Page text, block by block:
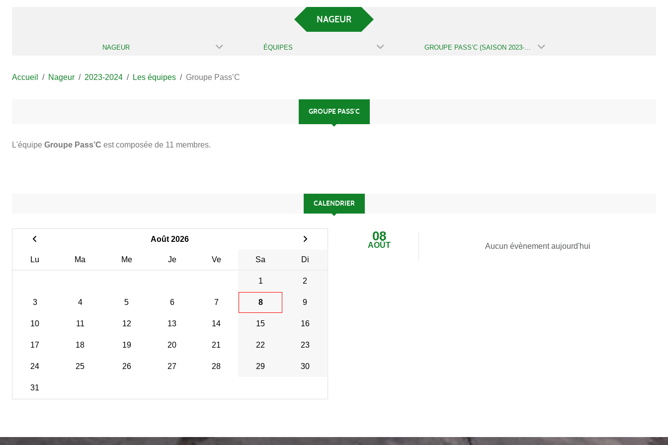
NAGEUR
NAGEUR ÉQUIPES
Accueil Nageur 2023-2024 Les équipes Groupe Pass’C
GROUPE PASS’C
L'équipe Groupe Pass’C est composée de 11 membres.
CALENDRIER
Août 2026
Lu Ma Me Je Ve Sa Di
1 2
3 4 5 6 7 8 9
10 11 12 13 14 15 16
17 18 19 20 21 22 23
24 25 26 27 28 29 30
31
08
AOÛT Aucun évènement aujourd'hui